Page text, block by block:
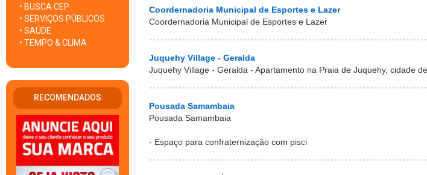
• BUSCA CEP
• SERVIÇOS PÚBLICOS
• SAÚDE
• TEMPO & CLIMA
RECOMENDADOS
Coordernadoria Municipal de Esportes e Lazer
Coordernadoria Municipal de Esportes e Lazer
Juquehy Village - Geralda
Juquehy Village - Geralda - Apartamento na Praia de Juquehy, cidade
Pousada Samambaia
Pousada Samambaia
- Espaço para confraternização com pisci